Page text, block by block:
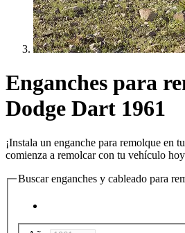
Enganches para
Dodge Dart 1961
¡Instala un enganche para remolque en
comienza a remolcar con tu vehículo
Buscar enganches y cableado para